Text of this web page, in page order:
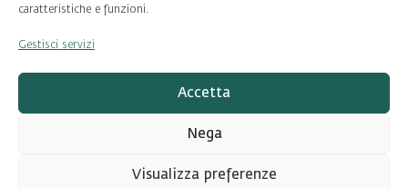
caratteristiche e funzioni.
Gestisci servizi
Accetta
Nega
Visualizza preferenze
© Pool Ambiente 2026
DESIGN & DEVELOPMENT by